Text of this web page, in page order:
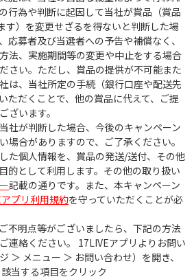
行為や判断に起因して当社が賞品（賞品
す）を変更せざるを得ないと判断した場
応募者及び当選者への予告や補償なく、
法、実施期間等の変更や中止をする場合
さい。ただし、賞品の提供が不可能また
は、当社所定の手続（銀行口座や配送先
ただくことで、他の賞品に代えて、ご提
ざいます。
社が判断した場合、今後のキャンペーン
場合がありますので、ご了承ください。
た個人情報を、賞品の発送/送付、その他
的として利用します。その他の取り扱い
記載の通りです。また、本キャンペーン
プリ利用規約を守っていただくことが必
不明点等がございましたら、下記の方法
連絡ください。 17LIVEアプリよりお問い
＞ メニュー ＞ お問い合わせ）を開き、
当する項目をクリック